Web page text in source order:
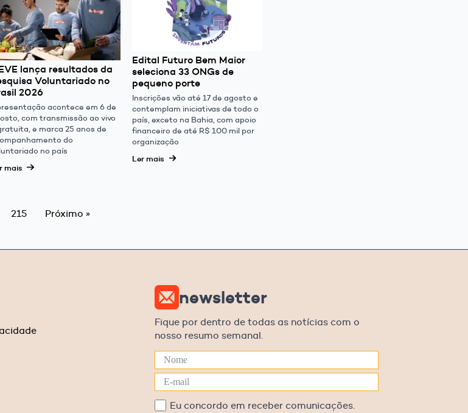
lança resultados da
Voluntariado no
2026
acontece em 6 de
com transmissão ao vivo
e marca 25 anos de
do
no país
mais
Edital Futuro Bem Maior
seleciona 33 ONGs de
pequeno porte
Inscrições vão até 17 de agosto e
contemplam iniciativas de todo o
país, exceto na Bahia, com apoio
financeiro de até R$ 100 mil por
organização
Ler mais
215 Próximo »
newsletter
Fique por dentro de todas as notícias com o
nosso resumo semanal.
Eu concordo em receber comunicações.